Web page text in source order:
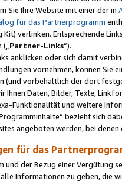
Sie Ihre Website mit einer der in
für das Partnerprogramm
verlinken. Entsprechende
Partner-Links“).
anklicken oder sich damit
vornehmen, können Sie
(und vorbehaltlich der dort
Ihnen Daten, Bilder, Texte,
Funktionalität und weitere
bezieht sich
angeboten werden, bei
für das
und der Bezug einer Vergütung
Informationen zu geben, die